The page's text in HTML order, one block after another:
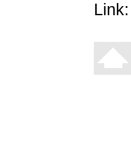
Link: